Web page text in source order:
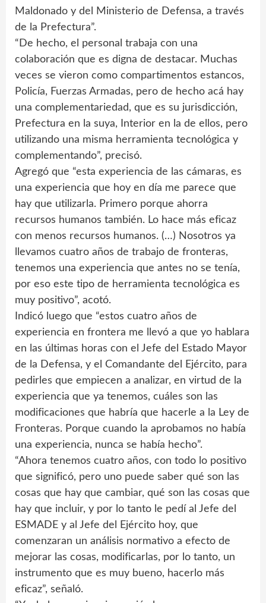
Maldonado y del Ministerio de Defensa, a través
de la Prefectura”.
“De hecho, el personal trabaja con una
colaboración que es digna de destacar. Muchas
veces se vieron como compartimentos estancos,
Policía, Fuerzas Armadas, pero de hecho acá hay
una complementariedad, que es su jurisdicción,
Prefectura en la suya, Interior en la de ellos, pero
utilizando una misma herramienta tecnológica y
complementando”, precisó.
Agregó que “esta experiencia de las cámaras, es
una experiencia que hoy en día me parece que
hay que utilizarla. Primero porque ahorra
recursos humanos también. Lo hace más eficaz
con menos recursos humanos. (…) Nosotros ya
llevamos cuatro años de trabajo de fronteras,
tenemos una experiencia que antes no se tenía,
por eso este tipo de herramienta tecnológica es
muy positivo”, acotó.
Indicó luego que “estos cuatro años de
experiencia en frontera me llevó a que yo hablara
en las últimas horas con el Jefe del Estado Mayor
de la Defensa, y el Comandante del Ejército, para
pedirles que empiecen a analizar, en virtud de la
experiencia que ya tenemos, cuáles son las
modificaciones que habría que hacerle a la Ley de
Fronteras. Porque cuando la aprobamos no había
una experiencia, nunca se había hecho”.
“Ahora tenemos cuatro años, con todo lo positivo
que significó, pero uno puede saber qué son las
cosas que hay que cambiar, qué son las cosas que
hay que incluir, y por lo tanto le pedí al Jefe del
ESMADE y al Jefe del Ejército hoy, que
comenzaran un análisis normativo a efecto de
mejorar las cosas, modificarlas, por lo tanto, un
instrumento que es muy bueno, hacerlo más
eficaz”, señaló.